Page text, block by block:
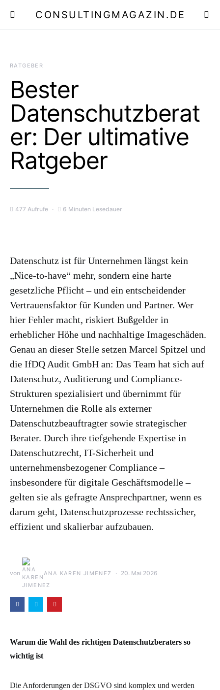
CONSULTINGMAGAZIN.DE
RATGEBER
Bester
Datenschutzberat
er: Der ultimative
Ratgeber
477 Aufrufe 6 Minuten Lesedauer
Datenschutz ist für Unternehmen längst kein
„Nice-to-have“ mehr, sondern eine harte
gesetzliche Pflicht – und ein entscheidender
Vertrauensfaktor für Kunden und Partner. Wer
hier Fehler macht, riskiert Bußgelder in
erheblicher Höhe und nachhaltige Imageschäden.
Genau an dieser Stelle setzen Marcel Spitzel und
die IfDQ Audit GmbH an: Das Team hat sich auf
Datenschutz, Auditierung und Compliance-
Strukturen spezialisiert und übernimmt für
Unternehmen die Rolle als externer
Datenschutzbeauftragter sowie strategischer
Berater. Durch ihre tiefgehende Expertise in
Datenschutzrecht, IT-Sicherheit und
unternehmensbezogener Compliance –
insbesondere für digitale Geschäftsmodelle –
gelten sie als gefragte Ansprechpartner, wenn es
darum geht, Datenschutzprozesse rechtssicher,
effizient und skalierbar aufzubauen.
von ANA KAREN JIMENEZ 20. Mai 2026
Warum die Wahl des richtigen Datenschutzberaters so
wichtig ist
Die Anforderungen der DSGVO sind komplex und werden